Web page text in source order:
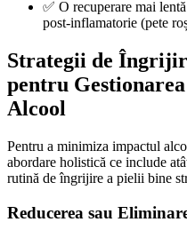
✅ O recuperare mai
post-inflamatorie (pete
Strategii de
pentru
Alcool
Pentru a minimiza impactul
abordare holistică ce include
rutină de îngrijire a pielii bine
Reducerea sau